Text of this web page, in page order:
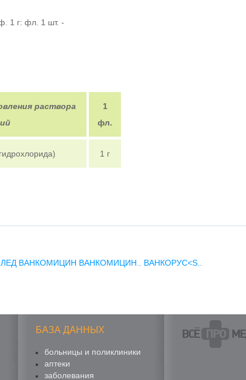
1 г: фл. 1 шт. -
раствора
1
фл.
1 г
ВАНКОМИЦИН ВАНКОМИЦИН.. ВАНКОРУС<S..
БАЗА ДАННЫХ
больницы и поликлиники
аптеки
заболевания
ВСЁ ПРО